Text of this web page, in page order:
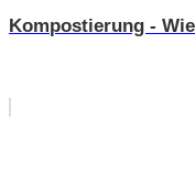
Kompostierung -